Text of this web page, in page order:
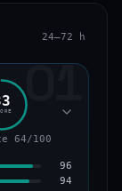
24–72 h
01
64/100
96
94